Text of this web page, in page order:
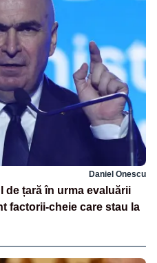
Daniel Onescu
de țară în urma evaluării
factorii-cheie care stau la